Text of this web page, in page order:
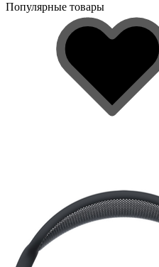
Популярные товары